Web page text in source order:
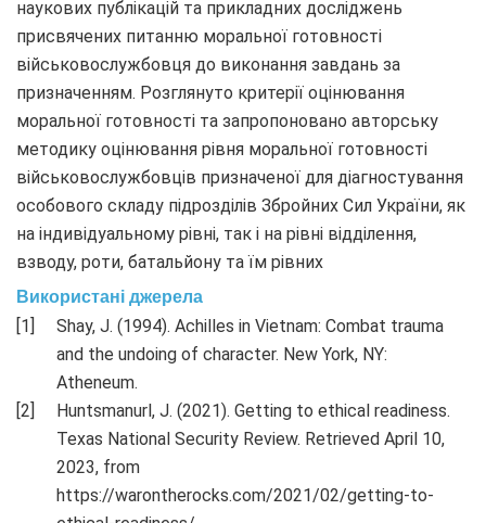
наукових публікацій та прикладних досліджень
присвячених питанню моральної готовності
військовослужбовця до виконання завдань за
призначенням. Розглянуто критерії оцінювання
моральної готовності та запропоновано авторську
методику оцінювання рівня моральної готовності
військовослужбовців призначеної для діагностування
особового складу підрозділів Збройних Сил України, як
на індивідуальному рівні, так і на рівні відділення,
взводу, роти, батальйону та їм рівних
Використані джерела
Shay, J. (1994). Achilles in Vietnam: Combat trauma
and the undoing of character. New York, NY:
Atheneum.
Huntsmanurl, J. (2021). Getting to ethical readiness.
Texas National Security Review. Retrieved April 10,
2023, from
https://warontherocks.com/2021/02/getting-to-